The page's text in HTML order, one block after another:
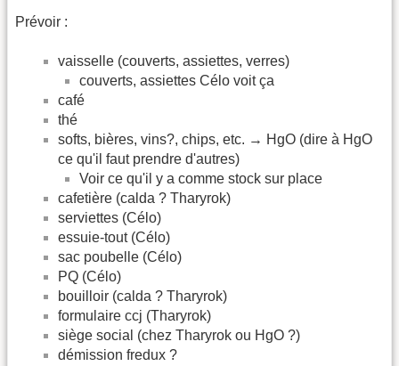
Prévoir :
vaisselle (couverts, assiettes, verres)
couverts, assiettes Célo voit ça
café
thé
softs, bières, vins?, chips, etc. → HgO (dire à HgO
ce qu'il faut prendre d'autres)
Voir ce qu'il y a comme stock sur place
cafetière (calda ? Tharyrok)
serviettes (Célo)
essuie-tout (Célo)
sac poubelle (Célo)
PQ (Célo)
bouilloir (calda ? Tharyrok)
formulaire ccj (Tharyrok)
siège social (chez Tharyrok ou HgO ?)
démission fredux ?